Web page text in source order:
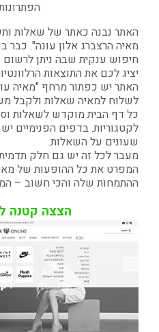
האתר נבנה כאתר של שאלות
מאיה הרצברג אלון עונה".
חיפוש ענקית שבה ניתן
יציג לכם את התוצאות
האתר יש כפתור מרחף "מאיה
לשלוח למאיה שאלות ולקבל
כל דף הבית מוקדש לשאלות
לקטגוריות. בדפים הפנימיים
שעונים על השאלות.
מעבר לכל זה יש גם חלק
המפרט את כל ההופעות של
ההתמחות שלה והכי חשוב –
הצצה קטנה